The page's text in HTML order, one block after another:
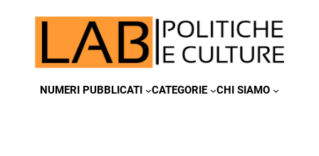
NUMERI PUBBLICATI CATEGORIE CHI SIAMO